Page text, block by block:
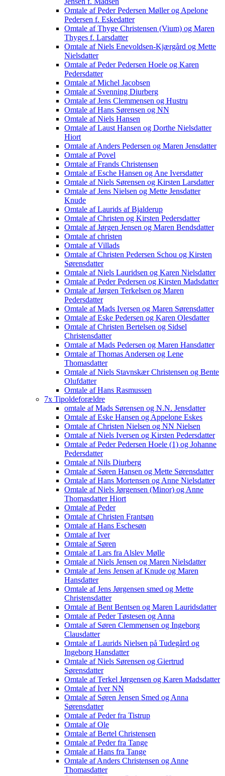
Omtale af Peder Pedersen Møller og Apelone
Pedersen f. Eskedatter
Omtale af Thyge Christensen (Vium) og Maren
Thyges f. Larsdatter
Omtale af Niels Enevoldsen-Kjærgård og Mette
Nielsdatter
Omtale af Peder Pedersen Hoele og Karen
Pedersdatter
Omtale af Michel Jacobsen
Omtale af Svenning Diurberg
Omtale af Jens Clemmensen og Hustru
Omtale af Hans Sørensen og NN
Omtale af Niels Hansen
Omtale af Laust Hansen og Dorthe Nielsdatter
Hiort
Omtale af Anders Pedersen og Maren Jensdatter
Omtale af Povel
Omtale af Frands Christensen
Omtale af Esche Hansen og Ane Iversdatter
Omtale af Niels Sørensen og Kirsten Larsdatter
Omtale af Jens Nielsen og Mette Jensdatter
Knude
Omtale af Laurids af Bjalderup
Omtale af Christen og Kirsten Pedersdatter
Omtale af Jørgen Jensen og Maren Bendsdatter
Omtale af christen
Omtale af Villads
Omtale af Christen Pedersen Schou og Kirsten
Sørensdatter
Omtale af Niels Lauridsen og Karen Nielsdatter
Omtale af Peder Pedersen og Kirsten Madsdatter
Omtale af Jørgen Terkelsen og Maren
Pedersdatter
Omtale af Mads Iversen og Maren Sørensdatter
Omtale af Eske Pedersen og Karen Olesdatter
Omtale af Christen Bertelsen og Sidsel
Christensdatter
Omtale af Mads Pedersen og Maren Hansdatter
Omtale af Thomas Andersen og Lene
Thomasdatter
Omtale af Niels Stavnskær Christensen og Bente
Olufdatter
Omtale af Hans Rasmussen
7x Tipoldeforældre
omtale af Mads Sørensen og N.N. Jensdatter
Omtale af Eske Hansen og Appelone Eskes
Omtale af Christen Nielsen og NN Nielsen
Omtale af Niels Iversen og Kirsten Pedersdatter
Omtale af Peder Pedersen Hoele (1) og Johanne
Pedersdatter
Omtale af Nils Diurberg
Omtale af Søren Hansen og Mette Sørensdatter
Omtale af Hans Mortensen og Anne Nielsdatter
Omtale af Niels Jørgensen (Minor) og Anne
Thomasdatter Hiort
Omtale af Peder
Omtale af Christen Frantsøn
Omtale af Hans Eschesøn
Omtale af Iver
Omtale af Søren
Omtale af Lars fra Alslev Mølle
Omtale af Niels Jensen og Maren Nielsdatter
Omtale af Jens Jensen af Knude og Maren
Hansdatter
Omtale af Jens Jørgensen smed og Mette
Christensdatter
Omtale af Bent Bentsen og Maren Lauridsdatter
Omtale af Peder Tøstesen og Anna
Omtale af Søren Clemmensen og Ingeborg
Clausdatter
Omtale af Laurids Nielsen på Tudegård og
Ingeborg Hansdatter
Omtale af Niels Sørensen og Giertrud
Sørensdatter
Omtale af Terkel Jørgensen og Karen Madsdatter
Omtale af Iver NN
Omtale af Søren Jensen Smed og Anna
Sørensdatter
Omtale af Peder fra Tistrup
Omtale af Ole
Omtale af Bertel Christensen
Omtale af Peder fra Tange
Omtale af Hans fra Tange
Omtale af Anders Christensen og Anne
Thomasdatter